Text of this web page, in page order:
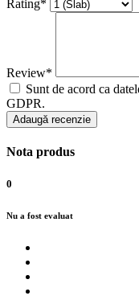
Rating*
Review*
Sunt de acord ca
GDPR.
Adaugă recenzie
Nota produs
0
Nu a fost evaluat